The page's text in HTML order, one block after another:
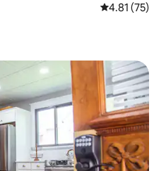
從 75 則評價
4.81 (75)